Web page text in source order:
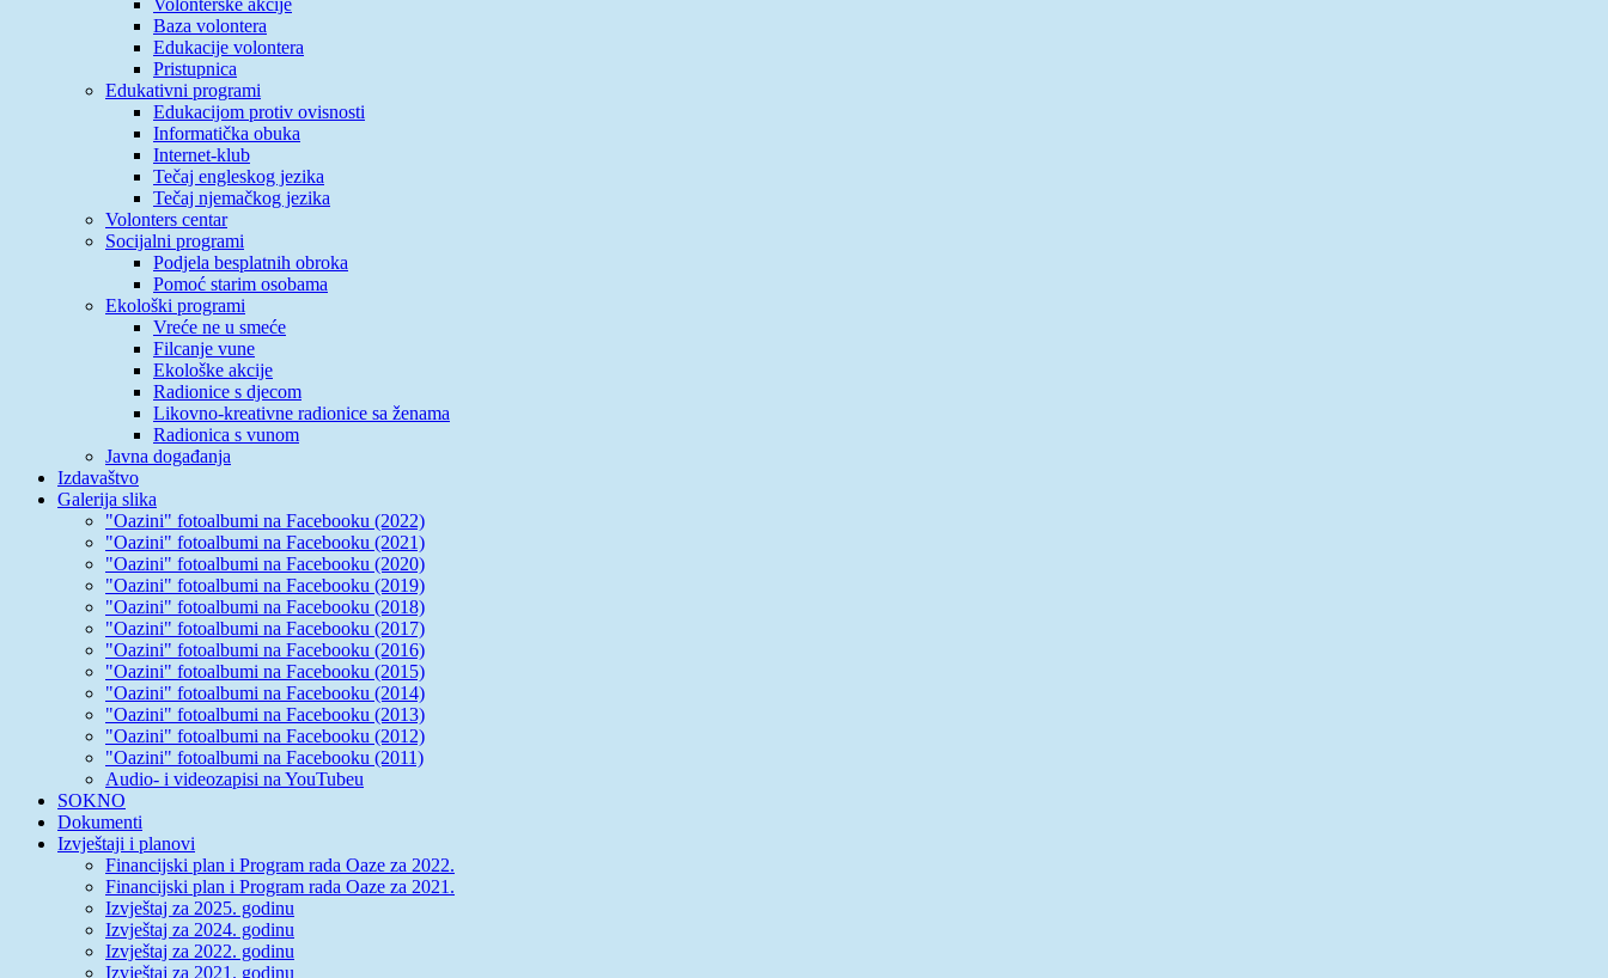
Baza volontera
Edukacije volontera
Pristupnica
Edukativni programi
Edukacijom protiv ovisnosti
Informatička obuka
Internet-klub
Tečaj engleskog jezika
Tečaj njemačkog jezika
Volonters centar
Socijalni programi
Podjela besplatnih obroka
Pomoć starim osobama
Ekološki programi
Vreće ne u smeće
Filcanje vune
Ekološke akcije
Radionice s djecom
Likovno-kreativne radionice sa ženama
Radionica s vunom
Javna događanja
Izdavaštvo
Galerija slika
"Oazini" fotoalbumi na Facebooku (2022)
"Oazini" fotoalbumi na Facebooku (2021)
"Oazini" fotoalbumi na Facebooku (2020)
"Oazini" fotoalbumi na Facebooku (2019)
"Oazini" fotoalbumi na Facebooku (2018)
"Oazini" fotoalbumi na Facebooku (2017)
"Oazini" fotoalbumi na Facebooku (2016)
"Oazini" fotoalbumi na Facebooku (2015)
"Oazini" fotoalbumi na Facebooku (2014)
"Oazini" fotoalbumi na Facebooku (2013)
"Oazini" fotoalbumi na Facebooku (2012)
"Oazini" fotoalbumi na Facebooku (2011)
Audio- i videozapisi na YouTubeu
SOKNO
Dokumenti
Izvještaji i planovi
Financijski plan i Program rada Oaze za 2022.
Financijski plan i Program rada Oaze za 2021.
Izvještaj za 2025. godinu
Izvještaj za 2024. godinu
Izvještaj za 2022. godinu
Izvještaj za 2021. godinu